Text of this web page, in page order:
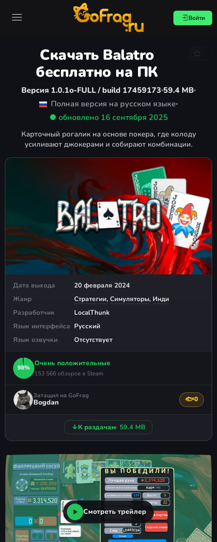
Войти
Скачать Balatro
бесплатно на ПК
Версия 1.0.1o-FULL / build 17459173 59.4 MB
Полная версия на русском языке
● обновлено 16 сентября 2025
Карточный рогалик на основе покера, где колоду
усиливают джокерами и собирают комбинации.
Дата выхода
20 февраля 2024
Жанр
Стратегии, Симуляторы, Инди
Разработчик
LocalThunk
Язык интерфейса Русский
Язык озвучки
Отсутствует
98%
Очень положительные
153 566 обзоров в Steam
Затащил на GoFrag
Bogdan 🐟0
↓К раздачам· 59.4 MB
Смотреть трейлер